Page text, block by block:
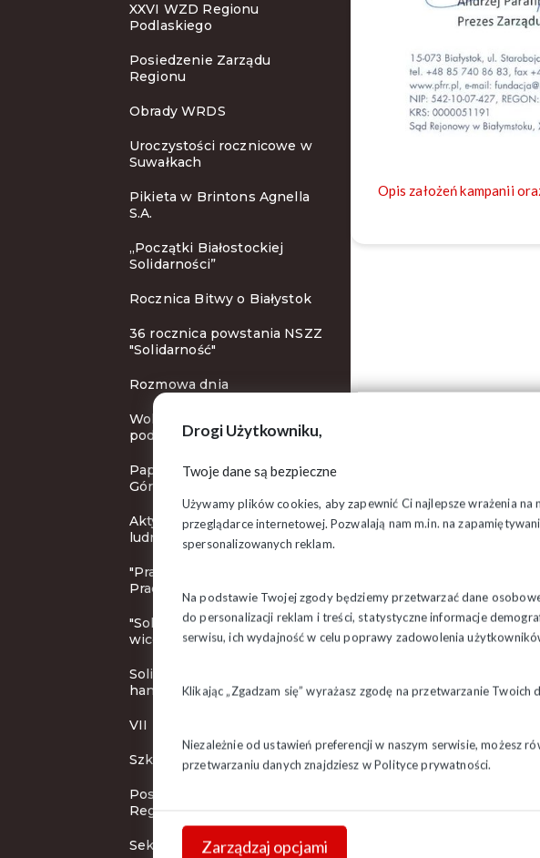
Drogi Użytkowniku,
Twoje dane są bezpieczne
Używamy plików cookies, aby zapewnić Ci najlepsze wrażenia
przeglądarce internetowej. Pozwalają nam m.in. na
spersonalizowanych reklam.
Na podstawie Twojej zgody będziemy przetwarzać dane
do personalizacji reklam i treści, statystyczne informacje
serwisu, ich wydajność w celu poprawy zadowolenia
Klikając „Zgadzam się” wyrażasz zgodę na przetwarzanie
Niezależnie od ustawień preferencji w naszym serwisie, możesz
przetwarzaniu danych znajdziesz wPolityce prywatności.
Zarządzaj opcjami
XXVI WZD Regionu
Podlaskiego
Posiedzenie Zarządu
Regionu
Obrady WRDS
Uroczystości rocznicowe w
Suwałkach
Pikieta w Brintons Agnella
S.A.
„Początki Białostockiej
Solidarności”
Rocznica Bitwy o Białystok
36 rocznica powstania NSZZ
"Solidarność"
Rozmowa dnia
Wolne niedziele: zbieramy
podpisy!
Papież Franciszek na Jasnej
Górze
Aktywnosć ekonomiczna
ludności Polski
"Pracodawca Przyjazny
Pracownikom"
"Solidarność" Grajewo
wicemistrzem
Solidarni z pracownikami
handlu
VII Turniej Piłki Nożnej
Szkolenie SIP w Suwałkach
Posiedzenie Zarządu
Regionu
Sekcja Krajowa w Supraślu
Opis założeń kampanii